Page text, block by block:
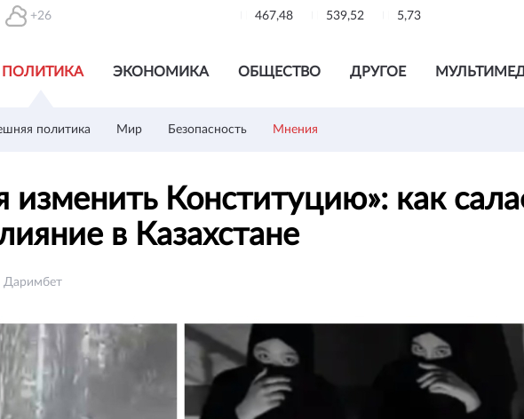
+26 467,48 539,52 5,73
ПОЛИТИКА ЭКОНОМИКА ОБЩЕСТВО ДРУГОЕ
политика Мир Безопасность Мнения
изменить Конституцию»: как
в Казахстане
Даримбет